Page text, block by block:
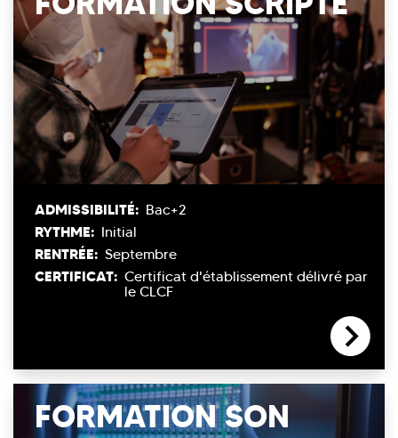
ADMISSIBILITÉ: Bac+2
RYTHME: Initial
RENTRÉE: Septembre
CERTIFICAT: Certificat d'établissement délivré par
le CLCF
FORMATION SON